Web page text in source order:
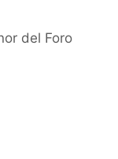
del Foro